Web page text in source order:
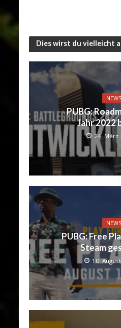
Dies wirst du vielleicht
NEWS
PUBG:
Jahr 2022
24. März
NEWS
PUBG: Free
Steam
10.